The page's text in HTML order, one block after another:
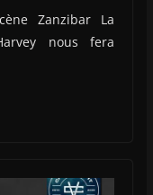
Zanzibar La
nous fera